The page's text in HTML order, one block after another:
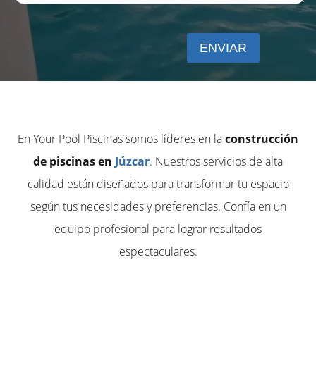
En Your Pool Piscinas somos líderes en laconstrucción
de piscinas en Júzcar. Nuestros servicios de alta
calidad están diseñados para transformar tu espacio
según tus necesidades y preferencias. Confía en un
equipo profesional para lograr resultados
espectaculares.